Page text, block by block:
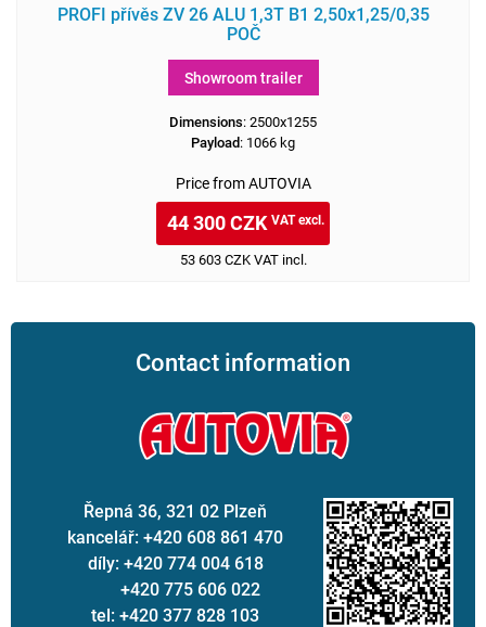
PROFI přívěs ZV 26 ALU 1,3T B1 2,50x1,25/0,35
POČ
Showroom trailer
Dimensions: 2500x1255
Payload: 1066 kg
Price from AUTOVIA
44 300 CZKVAT excl.
53 603 CZK VAT incl.
Contact information
Řepná 36, 321 02 Plzeň
kancelář: +420 608 861 470
díly: +420 774 004 618
+420 775 606 022
tel: +420 377 828 103